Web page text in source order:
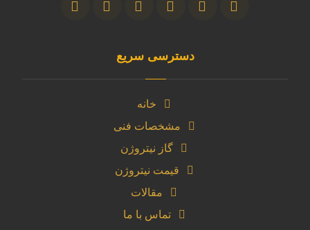
دسترسی سریع
خانه
مشخصات فنی
گاز نیتروژن
قیمت نیتروژن
مقالات
تماس با ما